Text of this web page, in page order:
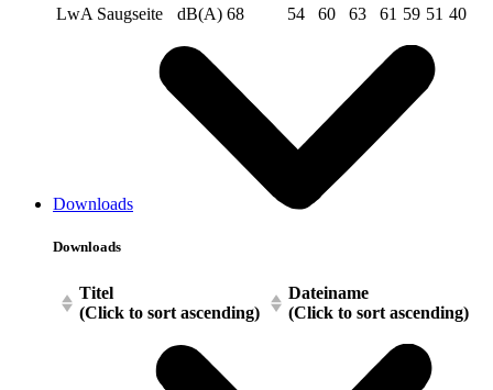
LwA Saugseite
dB(A) 68 54 60 63 61 59 51 40
Downloads
Downloads
Titel
(Click to sort ascending)
Dateiname
(Click to sort ascending)